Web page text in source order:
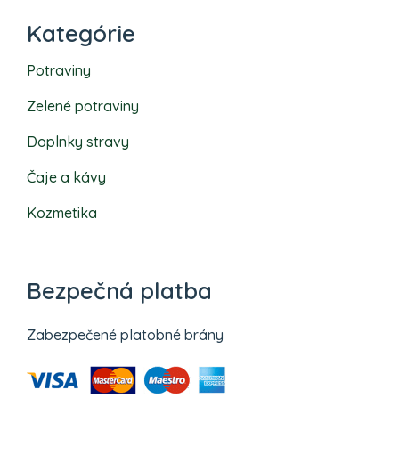
Kategórie
Potraviny
Zelené potraviny
Doplnky stravy
Čaje a kávy
Kozmetika
Bezpečná platba
Zabezpečené platobné brány